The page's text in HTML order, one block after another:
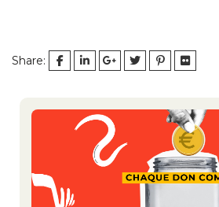
Share:
Navigation
l’article